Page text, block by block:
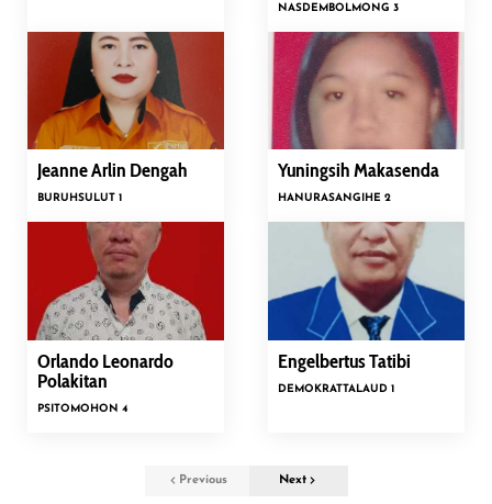
NASDEM BOLMONG 3
Jeanne Arlin Dengah
BURUHSULUT 1
Yuningsih Makasenda
HANURASANGIHE 2
Orlando Leonardo
Polakitan
PSI TOMOHON 4
Engelbertus Tatibi
DEMOKRATTALAUD 1
Previous Next